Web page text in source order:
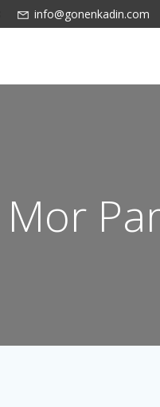
info@gonenkadin.com
Mor